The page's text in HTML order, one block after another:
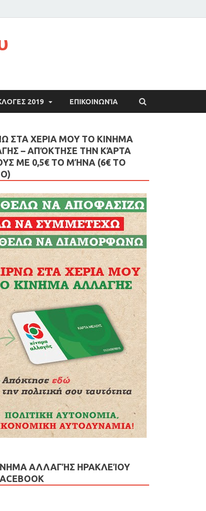
2019 ΕΠΙΚΟΙΝΩΝΊΑ
ΣΤΑ ΧΕΡΙΑ ΜΟΥ ΤΟ ΚΙΝΗΜΑ
– AΠΌΚΤΗΣΕ ΤΗΝ ΚΆΡΤΑ
ΜΕ 0,5€ ΤΟ ΜΉΝΑ (6€ ΤΟ
ΑΛΛΑΓΉΣ ΗΡΑΚΛΕΊΟΥ